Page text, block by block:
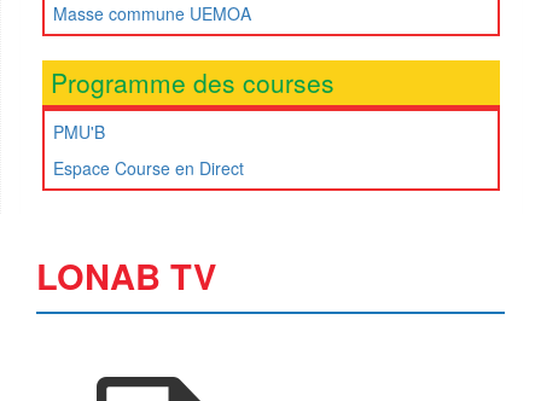
Masse commune UEMOA
Programme des courses
PMU'B
Espace Course en Direct
LONAB TV